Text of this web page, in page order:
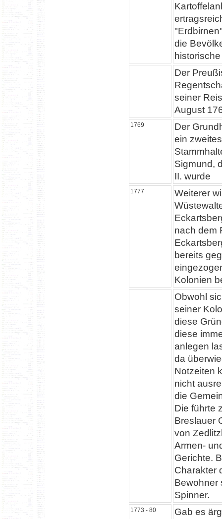
die
Der
seiner
August
1769
Der
ein
Sigmund,
II. wurde
1777
Weiterer
nach dem
bereits
Kolonien
Obwohl
seiner
diese
diese
anlegen
da
Notzeiten
nicht
die
Die führte
Breslauer
von
Armen-
Gerichte.
Charakter
Bewohner
Spinner.
1773 - 80
Gab es